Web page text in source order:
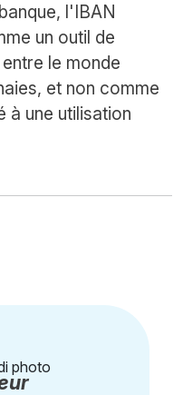
l'IBAN
un outil de
le monde
et non comme
à une utilisation